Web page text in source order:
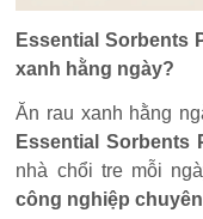
Essential Sorbents
xanh hằng ngày?
Ăn rau xanh hằng
Essential Sorbents
nhà chổi tre mỗi
công nghiệp